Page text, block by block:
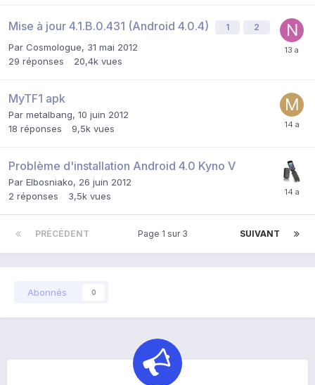
Mise à jour 4.1.B.0.431 (Android 4.0.4) 1 2
Par Cosmologue, 31 mai 2012
29 réponses 20,4k vues
MyTF1 apk
Par metalbang, 10 juin 2012
18 réponses 9,5k vues
Problème d'installation Android 4.0 Kyno V
Par Elbosniako, 26 juin 2012
2 réponses 3,5k vues
PRÉCÉDENT SUIVANT
Page 1 sur 3
Abonnés 0